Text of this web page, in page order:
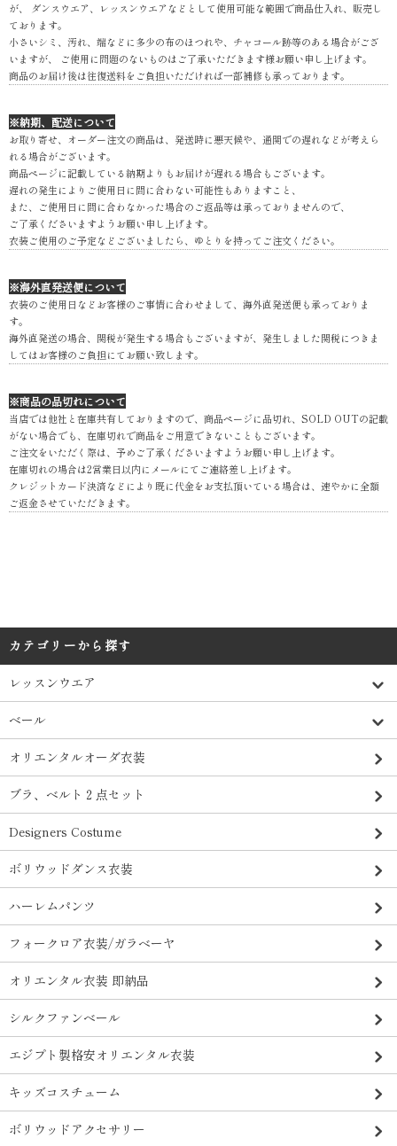
が、 ダンスウエア、レッスンウエアなどとして使用可能な範囲で商品仕入れ、販売し
ております。
小さいシミ、汚れ、端などに多少の布のほつれや、チャコール跡等のある場合がござ
いますが、 ご使用に問題のないものはご了承いただきます様お願い申し上げます。
商品のお届け後は往復送料をご負担いただければ一部補修も承っております。
※納期、配送について
お取り寄せ、オーダー注文の商品は、発送時に悪天候や、通関での遅れなどが考えら
れる場合がございます。
商品ページに記載している納期よりもお届けが遅れる場合もございます。
遅れの発生によりご使用日に間に合わない可能性もありますこと、
また、ご使用日に間に合わなかった場合のご返品等は承っておりませんので、
ご了承くださいますようお願い申し上げます。
衣装ご使用のご予定などございましたら、ゆとりを持ってご注文ください。
※海外直発送便について
衣装のご使用日などお客様のご事情に合わせまして、海外直発送便も承っておりま
す。
海外直発送の場合、関税が発生する場合もございますが、発生しました関税につきま
してはお客様のご負担にてお願い致します。
※商品の品切れについて
当店では他社と在庫共有しておりますので、商品ページに品切れ、SOLD OUTの記載
がない場合でも、在庫切れで商品をご用意できないこともございます。
ご注文をいただく際は、予めご了承くださいますようお願い申し上げます。
在庫切れの場合は2営業日以内にメールにてご連絡差し上げます。
クレジットカード決済などにより既に代金をお支払頂いている場合は、速やかに全額
ご返金させていただきます。
カテゴリーから探す
レッスンウエア
ベール
オリエンタルオーダ衣装
ブラ、ベルト２点セット
Designers Costume
ボリウッドダンス衣装
ハーレムパンツ
フォークロア衣装/ガラベーヤ
オリエンタル衣装 即納品
シルクファンベール
エジプト製格安オリエンタル衣装
キッズコスチューム
ボリウッドアクセサリー